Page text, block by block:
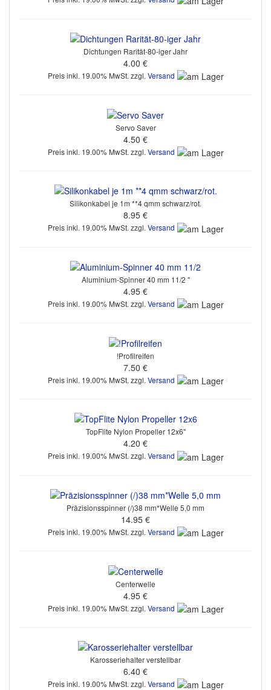
Dichtungen Rarität-80-iger Jahr
4.00 €
Preis inkl. 19.00% MwSt. zzgl. Versand
Servo Saver
4.50 €
Preis inkl. 19.00% MwSt. zzgl. Versand
Silikonkabel je 1m **4 qmm schwarz/rot.
8.95 €
Preis inkl. 19.00% MwSt. zzgl. Versand
Aluminium-Spinner 40 mm 11/2 "
4.95 €
Preis inkl. 19.00% MwSt. zzgl. Versand
!Profilreifen
7.50 €
Preis inkl. 19.00% MwSt. zzgl. Versand
TopFlite Nylon Propeller 12x6"
4.20 €
Preis inkl. 19.00% MwSt. zzgl. Versand
Präzisionsspinner (/)38 mm*Welle 5,0 mm
14.95 €
Preis inkl. 19.00% MwSt. zzgl. Versand
Centerwelle
4.95 €
Preis inkl. 19.00% MwSt. zzgl. Versand
Karosseriehalter verstellbar
6.40 €
Preis inkl. 19.00% MwSt. zzgl. Versand